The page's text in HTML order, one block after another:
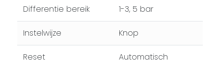
Differentie bereik 1-3, 5 bar
Instelwijze Knop
Reset Automatisch